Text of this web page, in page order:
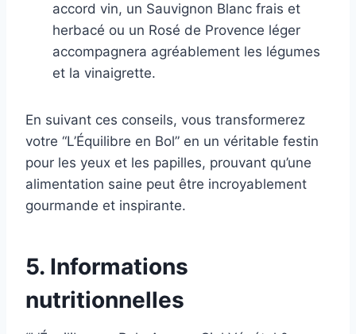
accord vin, un Sauvignon Blanc frais et
herbacé ou un Rosé de Provence léger
accompagnera agréablement les légumes
et la vinaigrette.
En suivant ces conseils, vous transformerez
votre “L’Équilibre en Bol” en un véritable festin
pour les yeux et les papilles, prouvant qu’une
alimentation saine peut être incroyablement
gourmande et inspirante.
5. Informations
nutritionnelles